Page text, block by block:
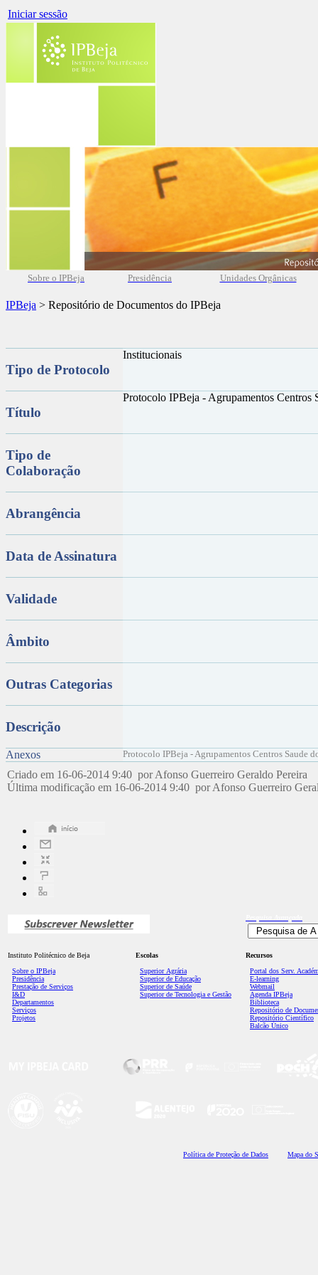
Iniciar sessão
Sobre o IPBeja Presidência Unidades Orgânicas
IPBeja > Repositório de Documentos do IPBeja
Tipo de Protocolo
Institucionais
Título
Protocolo IPBeja - Agrupamentos
Tipo de
Colaboração
Abrangência
Data de Assinatura
Validade
Âmbito
Outras Categorias
Descrição
Anexos Protocolo IPBeja - Agrupamentos Centros Saude
Criado em 16-06-2014 9:40 por Afonso Guerreiro Geraldo Pereira
Última modificação em 16-06-2014 9:40 por Afonso Guerreiro
Instituto Politécnico de Beja
Sobre o IPBeja
Presidência
Prestação de Serviços
I&D
Departamentos
Serviços
Projetos
Escolas
Superior Agrária
Superior de Educação
Superior de Saúde
Superior de Tecnologia e Gestão
Recursos
Portal dos Serv.
E-learning
Webmail
Agenda IPBeja
Biblioteca
Repositório de
Repositório Científico
Balcão Único
Política de Proteção de Dados Mapa do